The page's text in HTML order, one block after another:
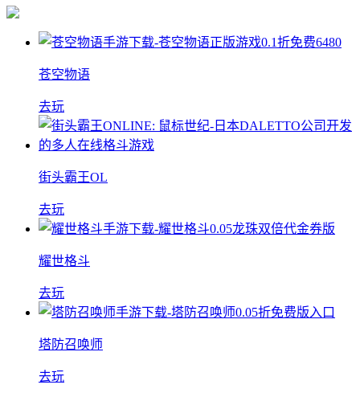
苍空物语
去玩
街头霸王OL
去玩
耀世格斗
去玩
塔防召唤师
去玩